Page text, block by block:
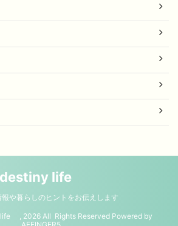
destiny life
や暮らしのヒントをお伝えします
, 2026 All Rights Reserved Powered by